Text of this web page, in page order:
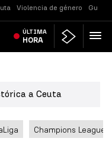
Violencia de género
ÚLTIMA
HORA
a Ceuta
Champions League